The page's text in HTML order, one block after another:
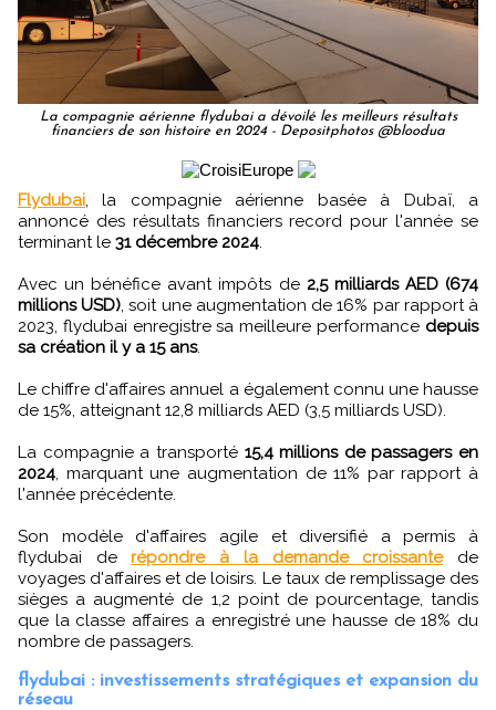
La compagnie aérienne flydubai a dévoilé les meilleurs résultats
financiers de son histoire en 2024 - Depositphotos @bloodua
Flydubai , la compagnie aérienne basée à Dubaï, a
annoncé des résultats financiers record pour l'année se
terminant le 31 décembre 2024
Avec un bénéfice avant impôts de 2,5 milliards AED (674
millions USD) , soit une augmentation de 16% par rapport à
2023, flydubai enregistre sa meilleure performance depuis
sa création il y a 15 ans.
Le chiffre d'affaires annuel a également connu une hausse
de 15%, atteignant 12,8 milliards AED (3,5 milliards USD).
La compagnie a transporté 15,4 millions de passagers en
2024 , marquant une augmentation de 11% par rapport à
l'année précédente.
Son modèle d'affaires agile et diversifié a permis à
flydubai derépondre à la demande croissantede
voyages d'affaires et de loisirs. Le taux de remplissage des
sièges a augmenté de 1,2 point de pourcentage, tandis
que la classe affaires a enregistré une hausse de 18% du
nombre de passagers.
flydubai : investissements stratégiques et expansion du
réseau